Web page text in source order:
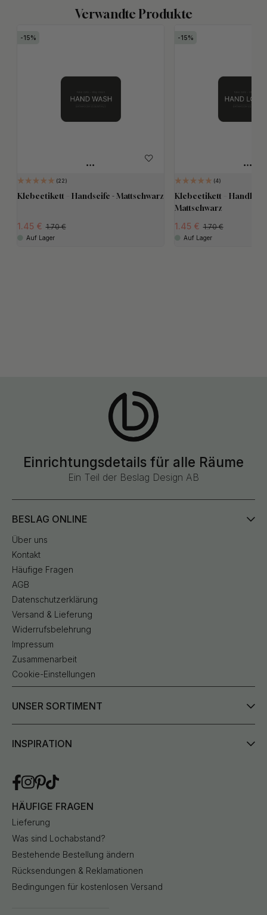
Verwandte Produkte
15
22
Klebeetikett – Handseife - Mattschwarz
1.45 1.70
Auf Lager
15
4
Klebeetikett –
Mattschwarz
1.45 1.70
Auf Lager
Einrichtungsdetails für alle Räume
Ein Teil der Beslag Design AB
BESLAG ONLINE
Über uns
Kontakt
Häufige Fragen
AGB
Datenschutzerklärung
Versand & Lieferung
Widerrufsbelehrung
Impressum
Zusammenarbeit
Cookie-Einstellungen
UNSER SORTIMENT
INSPIRATION
HÄUFIGE FRAGEN
Lieferung
Was sind Lochabstand?
Bestehende Bestellung ändern
Rücksendungen & Reklamationen
Bedingungen für kostenlosen Versand